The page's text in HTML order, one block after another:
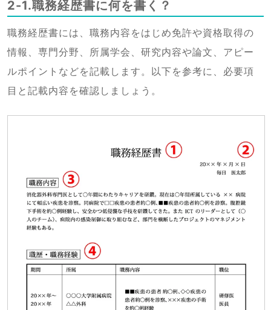
2-1.職務経歴書に何を書く？
職務経歴書には、職務内容をはじめ免許や資格取得の
情報、専門分野、所属学会、研究内容や論文、アピー
ルポイントなどを記載します。以下を参考に、必要項
目と記載内容を確認しましょう。